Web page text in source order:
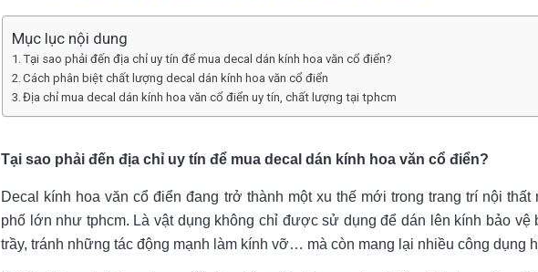
Mục lục nội dung
Tại sao phải đến địa chỉ uy tín để mua decal dán kính hoa văn cổ điển?
Cách phân biệt chất lượng decal dán kính hoa văn cổ điển
Địa chỉ mua decal dán kính hoa văn cổ điển uy tín, chất lượng tại tphcm
Tại sao phải đến địa chỉ uy tín để mua decal dán kính hoa văn cổ điển?
Decal kính hoa văn cổ điển đang trở thành một xu thế mới trong trang trí nội thất
phố lớn như tphcm. Là vật dụng không chỉ được sử dụng để dán lên kính bảo vệ
trầy, tránh những tác động mạnh làm kính vỡ… mà còn mang lại nhiều công dụng